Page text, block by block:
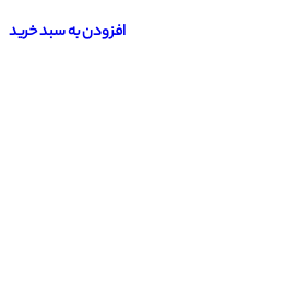
افزودن به سبد خرید